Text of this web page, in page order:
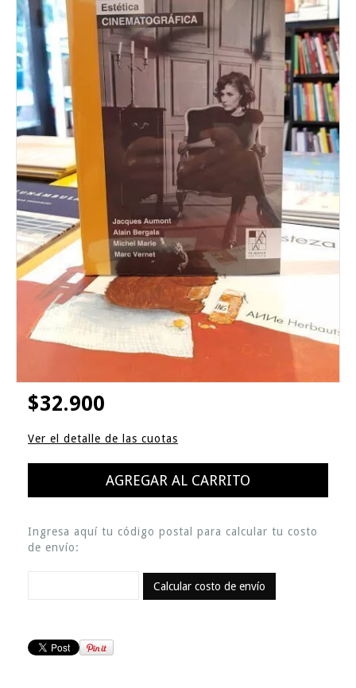
$32.900
Ver el detalle de las cuotas
Ingresa aquí tu código postal para calcular tu costo
de envío:
Calcular costo de envío